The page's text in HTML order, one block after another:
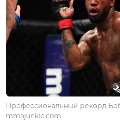
Профессиональный рекорд
mmajunkie.com